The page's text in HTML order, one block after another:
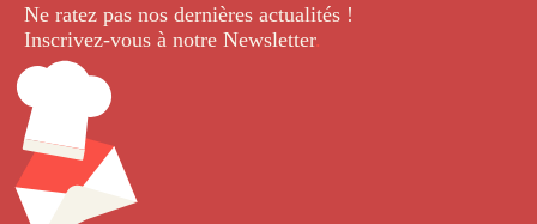
Ne ratez pas nos dernières actualités !
Inscrivez-vous à notre Newsletter.